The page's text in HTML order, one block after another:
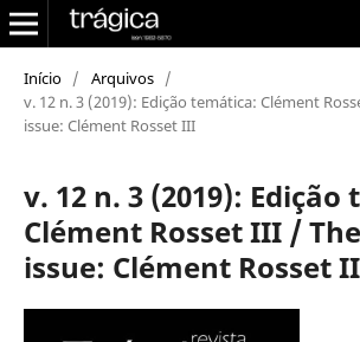
Início / Arquivos /
v. 12 n. 3 (2019): Edição temática: Clément
issue: Clément Rosset III
v. 12 n. 3 (2019):
Clément Rosset III /
issue: Clément Rosset